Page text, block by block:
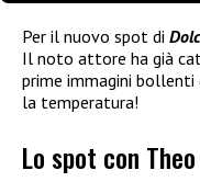
Per il nuovo spot di
Il noto attore ha già
prime immagini
la temperatura!
Lo spot con